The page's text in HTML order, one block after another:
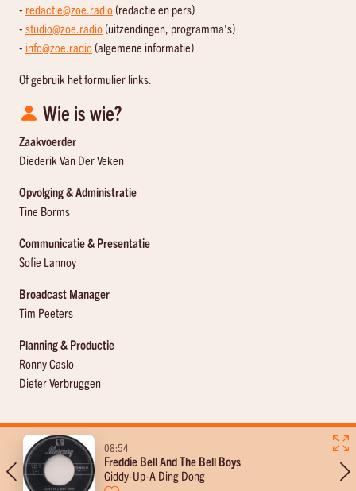
- redactie@zoe.radio(redactie en pers)
- studio@zoe.radio(uitzendingen, programma's)
- info@zoe.radio(algemene informatie)
Of gebruik het formulier links.
Wie is wie?
Zaakvoerder
Diederik Van Der Veken
Opvolging & Administratie
Tine Borms
Communicatie & Presentatie
Sofie Lannoy
Broadcast Manager
Tim Peeters
Planning & Productie
Ronny Caslo
Dieter Verbruggen
08:54
Freddie Bell And The Bell Boys
Giddy-Up-A Ding Dong
7-11
Diederik in de morgen